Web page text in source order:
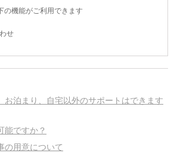
の機能がご利用できます
せ
お泊まり、自宅以外のサポートはできます
能ですか？
の用意について